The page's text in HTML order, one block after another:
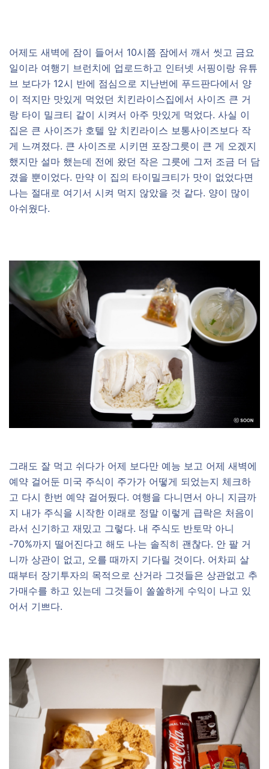
어제도 새벽에 잠이 들어서 10시쯤 잠에서 깨서 씻고 금요
일이라 여행기 브런치에 업로드하고 인터넷 서핑이랑 유튜
브 보다가 12시 반에 점심으로 지난번에 푸드판다에서 양
이 적지만 맛있게 먹었던 치킨라이스집에서 사이즈 큰 거
랑 타이 밀크티 같이 시켜서 아주 맛있게 먹었다. 사실 이
집은 큰 사이즈가 호텔 앞 치킨라이스 보통사이즈보다 작
게 느껴졌다. 큰 사이즈로 시키면 포장그릇이 큰 게 오겠지
했지만 설마 했는데 전에 왔던 작은 그릇에 그저 조금 더 담
겼을 뿐이었다. 만약 이 집의 타이밀크티가 맛이 없었다면
나는 절대로 여기서 시켜 먹지 않았을 것 같다. 양이 많이
아쉬웠다.
그래도 잘 먹고 쉬다가 어제 보다만 예능 보고 어제 새벽에
예약 걸어둔 미국 주식이 주가가 어떻게 되었는지 체크하
고 다시 한번 예약 걸어뒀다. 여행을 다니면서 아니 지금까
지 내가 주식을 시작한 이래로 정말 이렇게 급락은 처음이
라서 신기하고 재밌고 그렇다. 내 주식도 반토막 아니
-70%까지 떨어진다고 해도 나는 솔직히 괜찮다. 안 팔 거
니까 상관이 없고, 오를 때까지 기다릴 것이다. 어차피 살
때부터 장기투자의 목적으로 산거라 그것들은 상관없고 추
가매수를 하고 있는데 그것들이 쏠쏠하게 수익이 나고 있
어서 기쁘다.